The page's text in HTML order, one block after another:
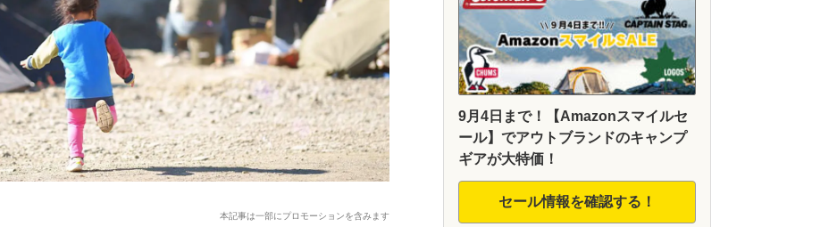
本記事は一部にプロモーションを含みます
9月4日まで！【Amazonスマイルセ
ール】でアウトブランドのキャンプ
ギアが大特価！
セール情報を確認する！